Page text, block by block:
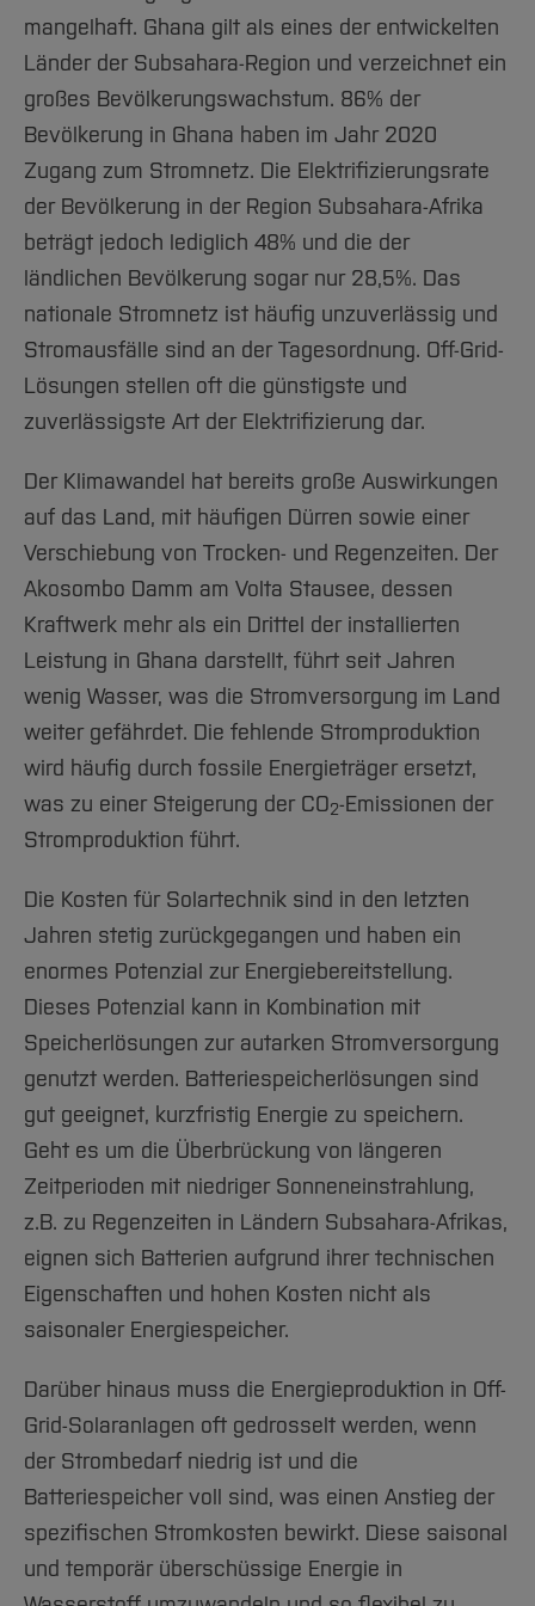
mangelhaft. Ghana gilt als eines der entwickelten
Länder der Subsahara-Region und verzeichnet ein
großes Bevölkerungswachstum. 86% der
Bevölkerung in Ghana haben im Jahr 2020
Zugang zum Stromnetz. Die Elektrifizierungsrate
der Bevölkerung in der Region Subsahara-Afrika
beträgt jedoch lediglich 48% und die der
ländlichen Bevölkerung sogar nur 28,5%. Das
nationale Stromnetz ist häufig unzuverlässig und
Stromausfälle sind an der Tagesordnung. Off-Grid-
Lösungen stellen oft die günstigste und
zuverlässigste Art der Elektrifizierung dar.
Der Klimawandel hat bereits große Auswirkungen
auf das Land, mit häufigen Dürren sowie einer
Verschiebung von Trocken- und Regenzeiten. Der
Akosombo Damm am Volta Stausee, dessen
Kraftwerk mehr als ein Drittel der installierten
Leistung in Ghana darstellt, führt seit Jahren
wenig Wasser, was die Stromversorgung im Land
weiter gefährdet. Die fehlende Stromproduktion
wird häufig durch fossile Energieträger ersetzt,
was zu einer Steigerung der CO2-Emissionen der
Stromproduktion führt.
Die Kosten für Solartechnik sind in den letzten
Jahren stetig zurückgegangen und haben ein
enormes Potenzial zur Energiebereitstellung.
Dieses Potenzial kann in Kombination mit
Speicherlösungen zur autarken Stromversorgung
genutzt werden. Batteriespeicherlösungen sind
gut geeignet, kurzfristig Energie zu speichern.
Geht es um die Überbrückung von längeren
Zeitperioden mit niedriger Sonneneinstrahlung,
z.B. zu Regenzeiten in Ländern Subsahara-Afrikas,
eignen sich Batterien aufgrund ihrer technischen
Eigenschaften und hohen Kosten nicht als
saisonaler Energiespeicher.
Darüber hinaus muss die Energieproduktion in Off-
Grid-Solaranlagen oft gedrosselt werden, wenn
der Strombedarf niedrig ist und die
Batteriespeicher voll sind, was einen Anstieg der
spezifischen Stromkosten bewirkt. Diese saisonal
und temporär überschüssige Energie in